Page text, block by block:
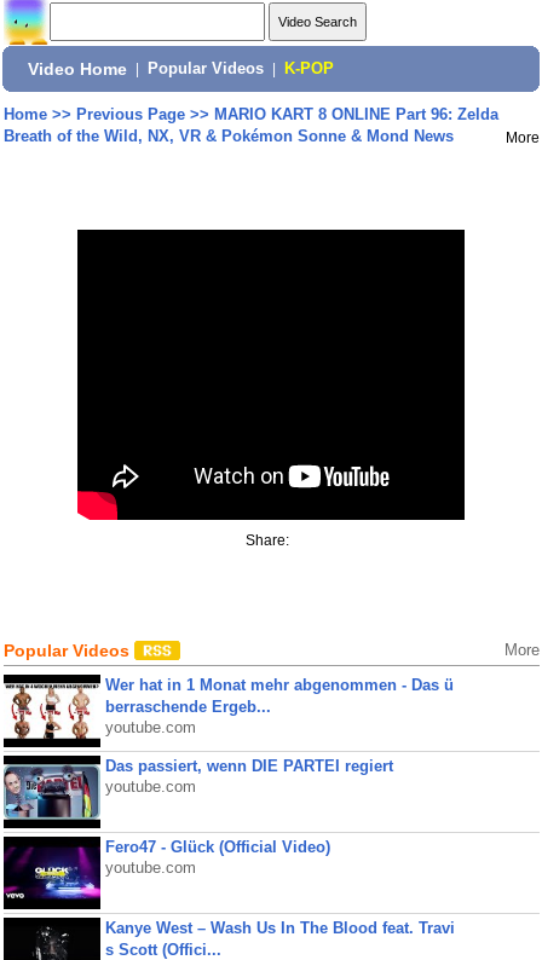
Video Home Popular Videos K-POP
Home>> Previous Page>> MARIO KART 8 ONLINE Part 96: Zelda
Breath of the Wild, NX, VR & Pokémon Sonne & Mond News
More
Share:
Popular Videos More
Wer hat in 1 Monat mehr abgenommen - Das ü
berraschende Ergeb...
youtube.com
Das passiert, wenn DIE PARTEI regiert
youtube.com
Fero47 - Glück (Official Video)
youtube.com
Kanye West – Wash Us In The Blood feat. Travi
s Scott (Offici...